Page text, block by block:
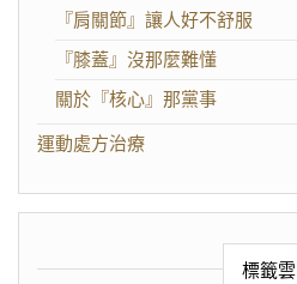
『肩關節』讓人好不舒服
『膝蓋』沒那麼難懂
關於『核心』那黨事
運動處方治療
標籤雲